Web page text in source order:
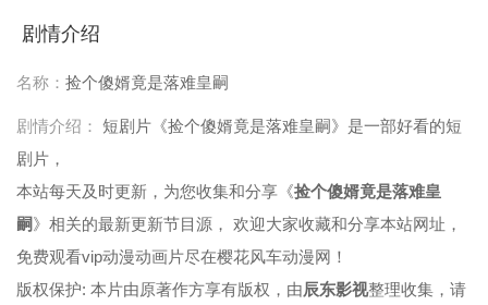
第33集
剧情介绍
名称： 捡个傻婿竟是落难皇嗣
剧情介绍： 短剧片《捡个傻婿竟是落难皇嗣》是一部好看的短
剧片，
本站每天及时更新，为您收集和分享《捡个傻婿竟是落难皇
嗣》相关的最新更新节目源， 欢迎大家收藏和分享本站网址，
免费观看vip动漫动画片尽在樱花风车动漫网！
版权保护: 本片由原著作方享有版权，由辰东影视整理收集，请